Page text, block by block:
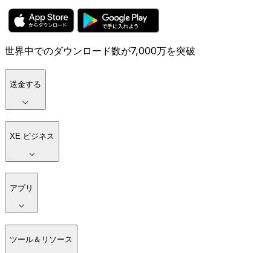
世界中でのダウンロード数が7,000万を突破
送金する
XE ビジネス
アプリ
ツール＆リソース